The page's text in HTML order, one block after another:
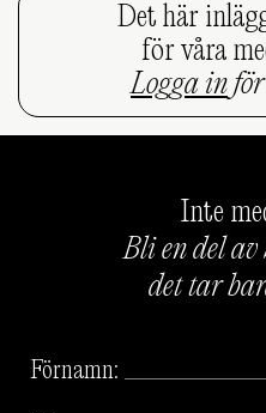
Det här
för våra
Logga in
Inte
Bli en del
det tar
Förnamn: